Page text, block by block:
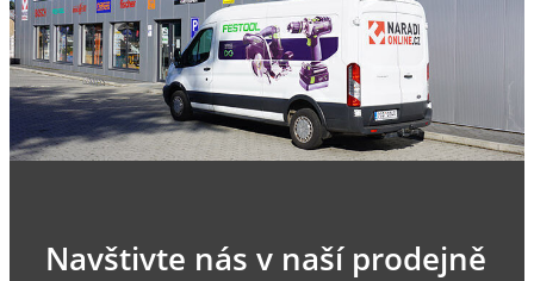
Navštivte nás v naší prodejně